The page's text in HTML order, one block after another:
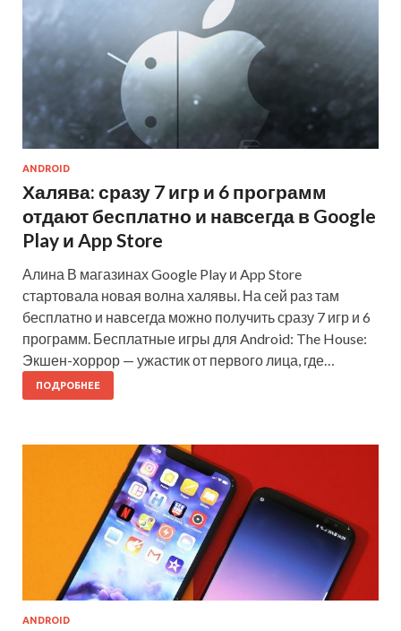
ANDROID
Халява: сразу 7 игр и 6 программ
отдают бесплатно и навсегда в Google
Play и App Store
Алина В магазинах Google Play и App Store
стартовала новая волна халявы. На сей раз там
бесплатно и навсегда можно получить сразу 7 игр и 6
программ. Бесплатные игры для Android: The House:
Экшен-хоррор — ужастик от первого лица, где…
ПОДРОБНЕЕ
ANDROID